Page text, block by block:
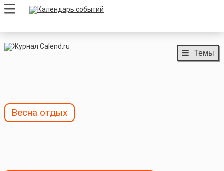
Темы
Весна отдых